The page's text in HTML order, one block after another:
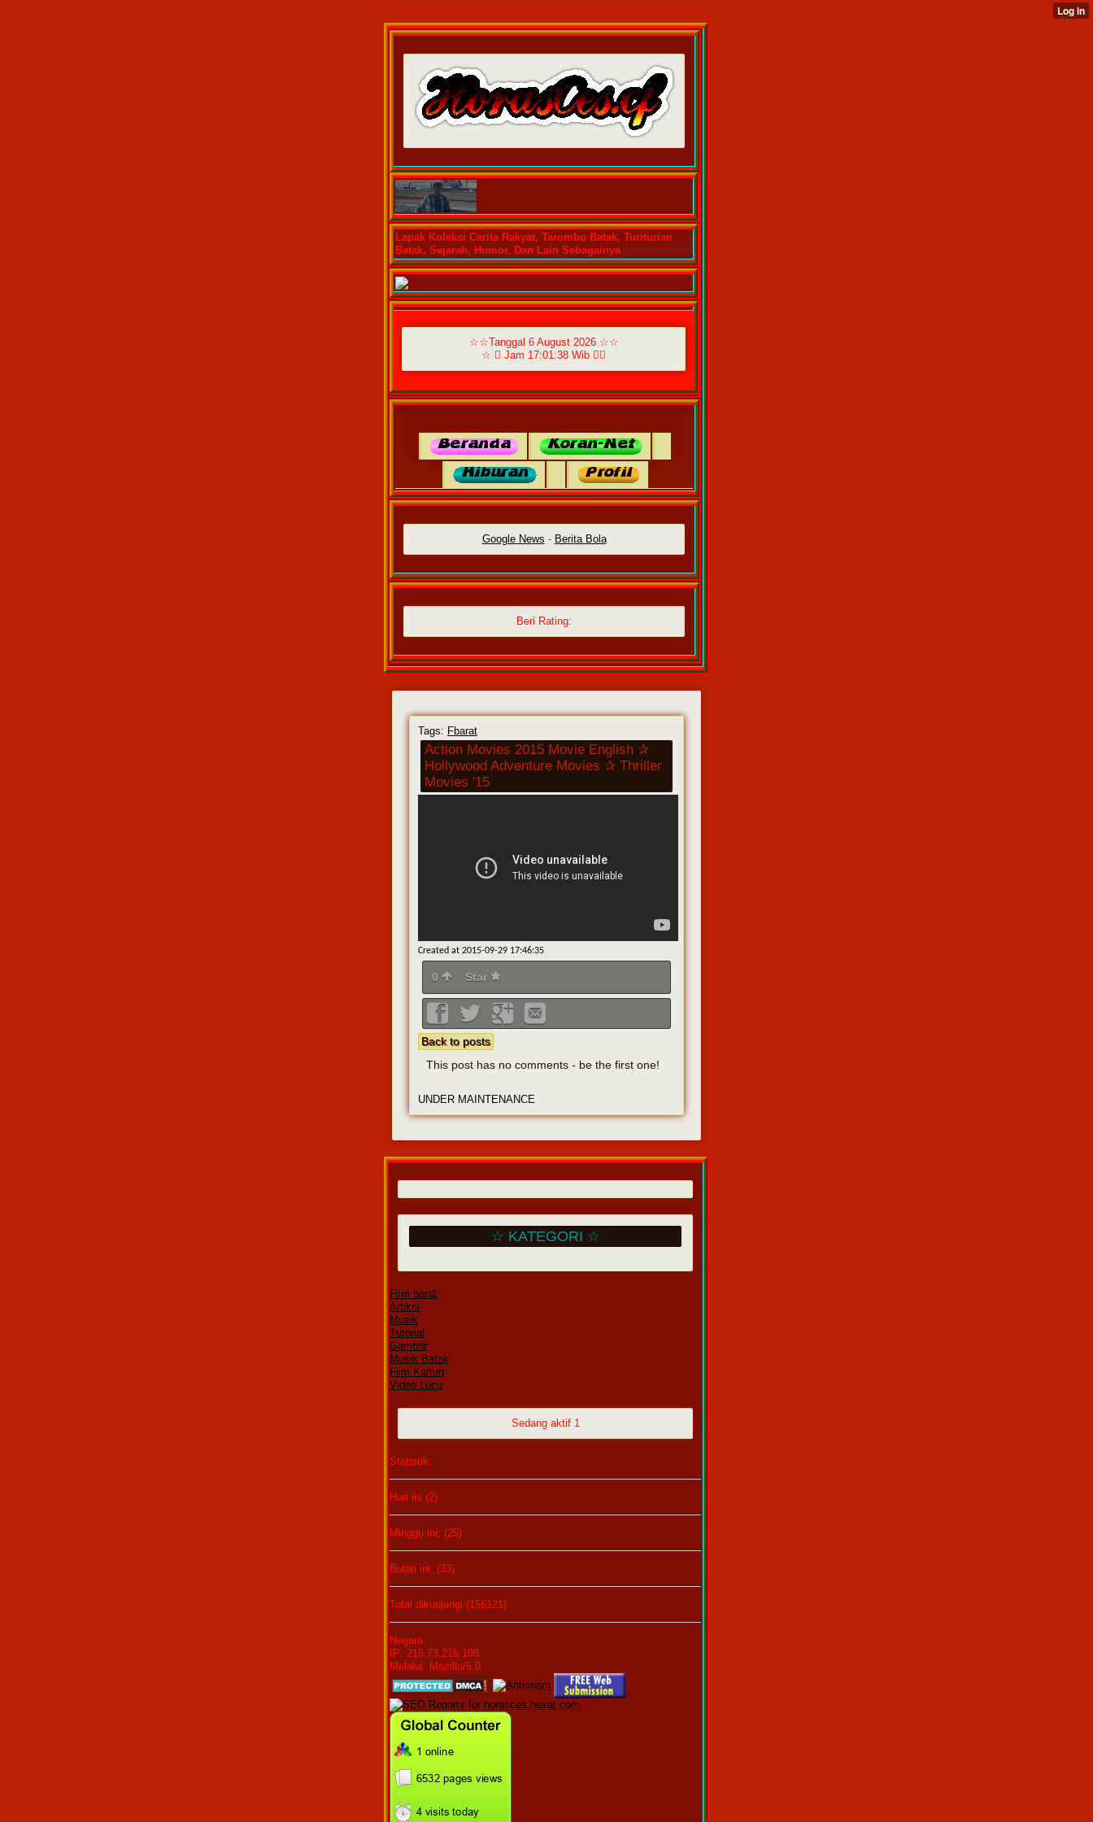
Lapak Koleksi Cerita Rakyat, Tarombo Batak, Turiturian
Batak, Sejarah, Humor, Dan Lain Sebagainya
☆☆Tanggal 6 August 2026 ☆☆
☆  Jam 17:01:38 Wib ☆
Google News - Berita Bola
Beri Rating:
Tags: Fbarat
Action Movies 2015 Movie English ✰
Hollywood Adventure Movies ✰ Thriller
Movies '15
Created at 2015-09-29 17:46:35
0 Star
Back to posts
This post has no comments - be the first one!
UNDER MAINTENANCE
☆ KATEGORI ☆
Film barat
Artikel
Musik
Tutorial
Gambar
Musik Batak
Film Kartun
Video Lucu
Sedang aktif 1
Statistik:
Hari ini (2)
Minggu ini; (25)
Bulan ini; (33)
Total dikunjungi (156121)
Negara:
IP: 216.73.216.108
Melalui: Mozilla/5.0